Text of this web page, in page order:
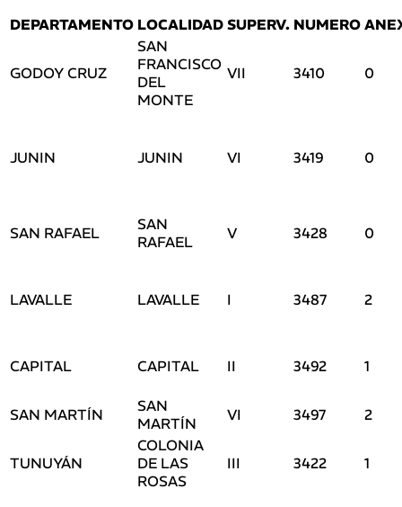
DEPARTAMENTO LOCALIDAD SUPERV. NUMERO
GODOY CRUZ
SAN
FRANCISCO
DEL
MONTE
VII 3410 0
JUNIN JUNIN VI 3419 0
SAN RAFAEL
SAN
RAFAEL
V 3428 0
LAVALLE LAVALLE I 3487 2
CAPITAL CAPITAL II 3492 1
SAN MARTÍN
SAN
MARTÍN
VI 3497 2
TUNUYÁN
COLONIA
DE LAS
ROSAS
III 3422 1